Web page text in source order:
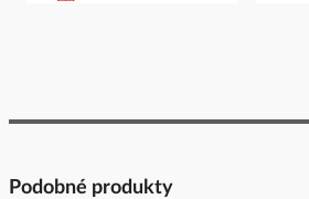
Podobné produkty